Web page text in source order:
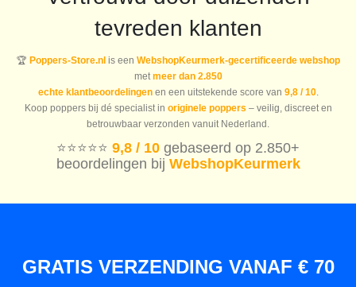
tevreden klanten
🏆 Poppers-Store.nlis een WebshopKeurmerk-gecertificeerde webshop
met meer dan 2.850
echte klantbeoordelingenen een uitstekende score van 9,8 / 10.
Koop poppers bij dé specialist in originele poppers – veilig, discreet en
betrouwbaar verzonden vanuit Nederland.
⭐️⭐️⭐️⭐️⭐️ 9,8 / 10 gebaseerd op 2.850+
beoordelingen bij WebshopKeurmerk
GRATIS VERZENDING VANAF € 70